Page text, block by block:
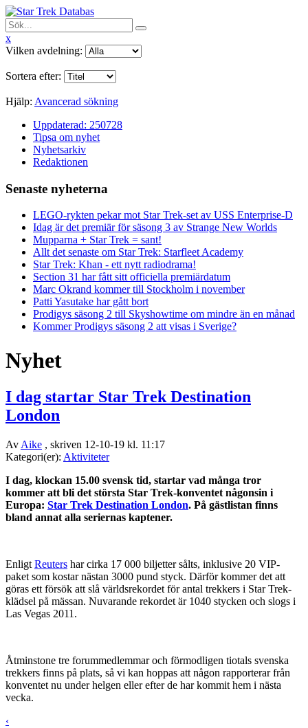
x
Vilken avdelning:
Sortera efter:
Hjälp: Avancerad sökning
Uppdaterad: 250728
Tipsa om nyhet
Nyhetsarkiv
Redaktionen
Senaste nyheterna
LEGO-rykten pekar mot Star Trek-set av USS Enterprise-D
Idag är det premiär för säsong 3 av Strange New Worlds
Mupparna + Star Trek = sant!
Allt det senaste om Star Trek: Starfleet Academy
Star Trek: Khan - ett nytt radiodrama!
Section 31 har fått sitt officiella premiärdatum
Marc Okrand kommer till Stockholm i november
Patti Yasutake har gått bort
Prodigys säsong 2 till Skyshowtime om mindre än en månad
Kommer Prodigys säsong 2 att visas i Sverige?
Nyhet
I dag startar Star Trek Destination
London
Av Aike , skriven 12-10-19 kl. 11:17
Kategori(er): Aktiviteter
I dag, klockan 15.00 svensk tid, startar vad många tror
kommer att bli det största Star Trek-konventet någonsin i
Europa: Star Trek Destination London. På gästlistan finns
bland annat alla seriernas kaptener.
Enligt Reuters har cirka 17 000 biljetter sålts, inklusive 20 VIP-
paket som kostar nästan 3000 pund styck. Därför kommer det att
göras ett försök att slå världsrekordet för antal trekkers i Star Trek-
klädsel på mässan. Nuvarande rekordet är 1040 stycken och slogs i
Las Vegas 2011.
Åtminstone tre forummedlemmar och förmodligen tiotals svenska
trekkers finns på plats, så vi kan hoppas att någon rapporterar från
konventet nu under helgen eller efter de har kommit hem i nästa
vecka.
‹